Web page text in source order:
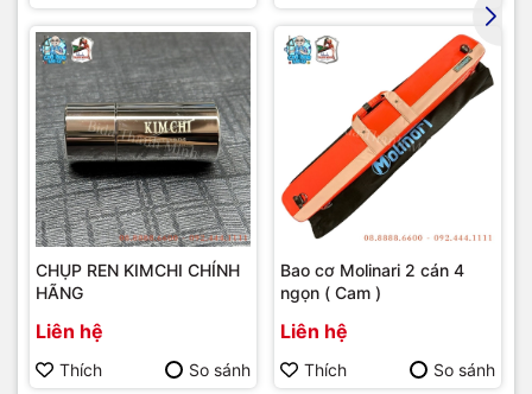
CHỤP REN KIMCHI CHÍNH
HÃNG
Liên hệ
Thích So sánh
Bao cơ Molinari 2 cán 4
ngọn ( Cam )
Liên hệ
Thích So sánh